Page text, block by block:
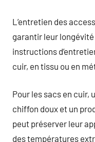
L’entretien des
garantir leur
instructions
cuir, en tissu ou en
Pour les sacs en cuir,
chiffon doux et un
peut préserver leur
des températures